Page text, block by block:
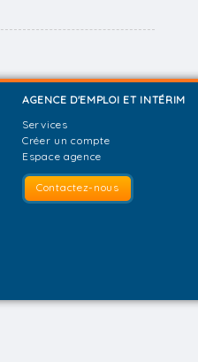
AGENCE D'EMPLOI ET INTÉRIM
Services
Créer un compte
Espace agence
Contactez-nous